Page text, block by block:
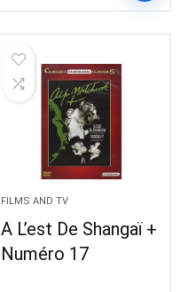
FILMS AND TV
A L’est De Shangaï +
Numéro 17